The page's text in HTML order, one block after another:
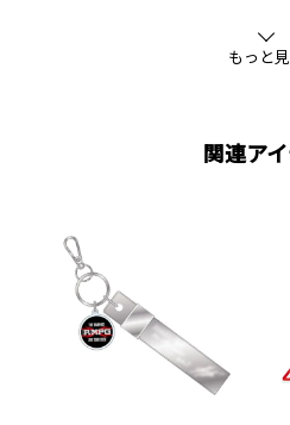
この一冊から僕らのアイデンティ
僕たちが今まで感じてきたカルチ
ぜひ発売まで楽しみにお待ちい
■発売日
2026年8月28日予定
もっと
関連ア